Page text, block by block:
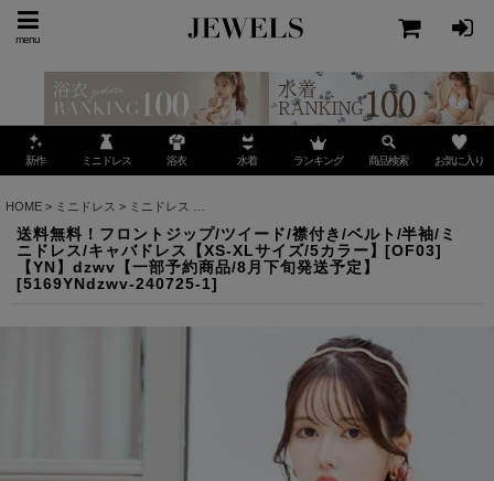
menu
新作 ミニドレス 浴衣 水着 ランキング 商品検索 お気に入り
HOME > ミニドレス > ミニドレス
送料無料！フロントジップ/ツイード/襟付き/ベルト/半袖/ミ
ニドレス/キャバドレス【XS-XLサイズ/5カラー】[OF03]
【YN】dzwv【一部予約商品/8月下旬発送予定】
[5169YNdzwv-240725-1]